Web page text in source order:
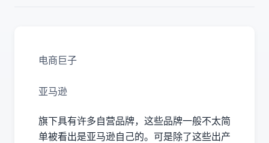
电商巨子
亚马逊
旗下具有许多自营品牌，这些品牌一般不太简
单被看出是亚马逊自己的。可是除了这些出产